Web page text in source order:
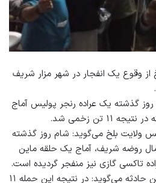
از وقوع يک انفجار در شهر مزار شريف
روز گذشته یک عراده رنجر پوليس آماج
تن زخمى شد.
ولایت بلخ مى‌گوید: شام روز گذشته
روضه شريف، آماج یک حلقه ماین
تاکسی گازی نیز منفجر گردیده است.
درانى در مورد آمار زخميان اين حادثه مى‌گوید: در نتیجه این حمله ۱۱